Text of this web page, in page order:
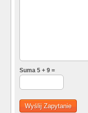
Suma 5 + 9 =